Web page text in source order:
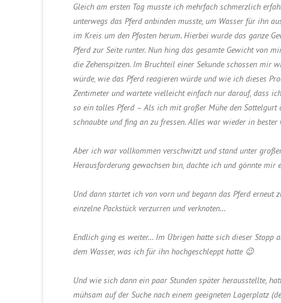
Gleich am ersten Tag musste ich mehrfach schmerzlich
unterwegs das Pferd anbinden musste, um Wasser für ihn
im Kreis um den Pfosten herum. Hierbei wurde das ganze
Pferd zur Seite runter. Nun hing das gesamte Gewicht von
die Zehenspitzen. Im Bruchteil einer Sekunde schossen mir
würde, wie das Pferd reagieren würde und wie ich dieses
Zentimeter und wartete vielleicht einfach nur darauf, dass
so ein tolles Pferd – Als ich mit großer Mühe den Sattelgurt
schnaubte und fing an zu fressen. Alles war wieder in bester
Aber ich war vollkommen verschwitzt und stand unter
Herausforderung gewachsen bin, dachte ich und gönnte mir
Und dann startet ich von vorn und begann das Pferd erneut
einzelne Packstück verzurren und verknoten…
Endlich ging es weiter… Im Übrigen hatte sich dieser Stopp
dem Wasser, was ich für ihn hochgeschleppt hatte 😉
Und wie sich dann ein paar Stunden später herausstellte,
mühsam auf der Suche nach einem geeigneten Lagerplatz